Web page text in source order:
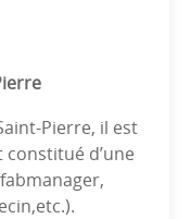
Pierre, il est
d’une